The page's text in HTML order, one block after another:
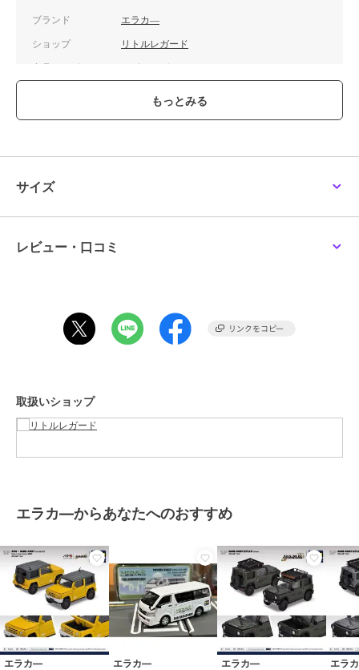
ブランド エラカ―
ショップ リトルレガード
商品カテゴリ ホビー・ゲーム
デルカー
素材
ダイキャスト製
サイズ
レビュー・口コミ
取扱いショップ
エラカ―からあなたへのおすすめ
エラカ― エラカ― エラカ― エラ